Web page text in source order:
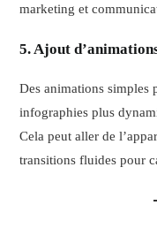
marketing et
5. Ajout
Des animations simples
infographies plus
Cela peut aller de
transitions fluides pour